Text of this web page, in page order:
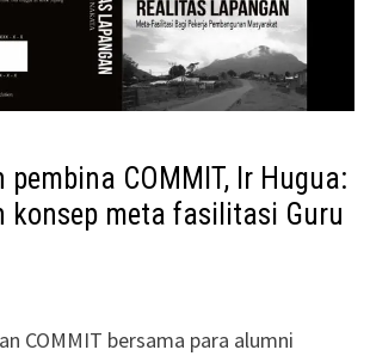
pembina COMMIT, Ir Hugua:
konsep meta fasilitasi Guru
COMMIT bersama para alumni